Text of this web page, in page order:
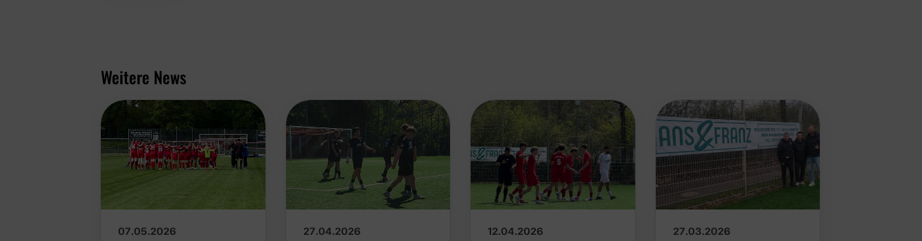
Weitere News
07.05.2026 27.04.2026 12.04.2026 27.03.2026